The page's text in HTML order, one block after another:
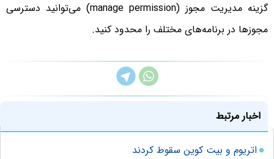
گزینه مدیریت مجوز (manage permission) می‌توانید دسترسی
مجوزها در برنامه‌های مختلف را محدود کنید.
اخبار مرتبط
اتریوم و بیت کوین سقوط کردند